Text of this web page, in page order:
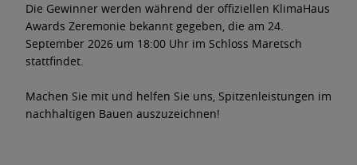
Die Gewinner werden während der offiziellen KlimaHaus
Awards Zeremonie bekannt gegeben, die am 24.
September 2026 um 18:00 Uhr im Schloss Maretsch
stattfindet.
Machen Sie mit und helfen Sie uns, Spitzenleistungen im
nachhaltigen Bauen auszuzeichnen!